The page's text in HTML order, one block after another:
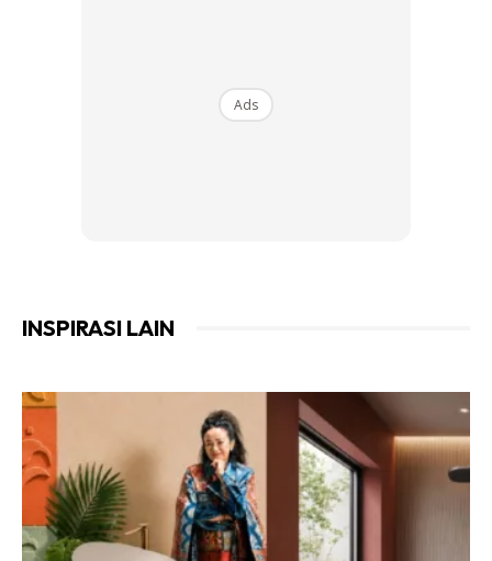
dunia dan biodiversiti global.
utama pameran ini adalah untuk menjadikan dunia laut
orang ramai.
“Lautan dalam kekal sebagai antara persekitaran yang
paling kurang difahami di bumi – luas, kompleks dan jauh
daripada pengalaman harian kita.
Ads
INSPIRASI LAIN